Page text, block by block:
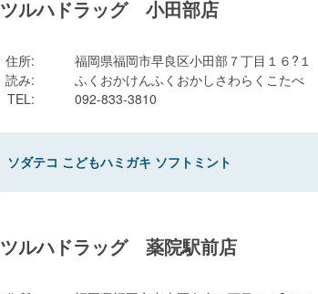
ツルハドラッグ 小田部店
住所:
福岡県福岡市早良区小田部７丁目１６?１
読み:
ふくおかけんふくおかしさわらくこたべ
TEL: 092-833-3810
ソダテコ こどもハミガキ ソフトミント
ツルハドラッグ 薬院駅前店